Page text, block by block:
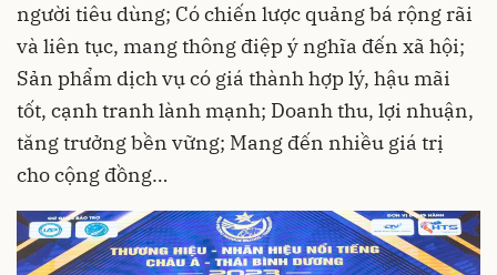
người tiêu dùng; Có chiến lược quảng bá rộng rãi
và liên tục, mang thông điệp ý nghĩa đến xã hội;
Sản phẩm dịch vụ có giá thành hợp lý, hậu mãi
tốt, cạnh tranh lành mạnh; Doanh thu, lợi nhuận,
tăng trưởng bền vững; Mang đến nhiều giá trị
cho cộng đồng…